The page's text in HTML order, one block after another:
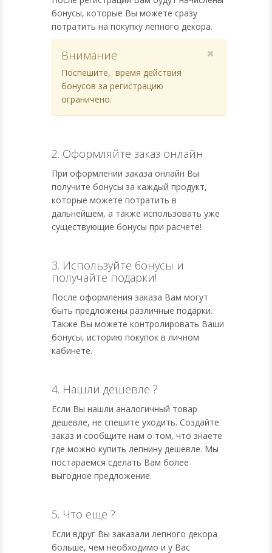
бонусы, которые Вы можете сразу
потратить на покупку лепного декора.
Внимание
Поспешите, время действия
бонусов за регистрацию
ограничено.
2. Оформляйте заказ онлайн
При оформлении заказа онлайн Вы
получите бонусы за каждый продукт,
которые можете потратить в
дальнейшем, а также использовать уже
существующие бонусы при расчете!
3. Используйте бонусы и
получайте подарки!
После оформления заказа Вам могут
быть предложены различные подарки.
Также Вы можете контролировать Ваши
бонусы, историю покупок в личном
кабинете.
4. Нашли дешевле ?
Если Вы нашли аналогичный товар
дешевле, не спешите уходить. Создайте
заказ и сообщите нам о том, что знаете
где можно купить лепнину дешевле. Мы
постараемся сделать Вам более
выгодное предложение.
5. Что еще ?
Если вдруг Вы заказали лепного декора
больше, чем необходимо и у Вас